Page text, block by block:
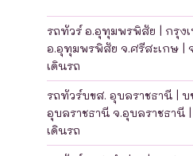
รถทัวร์ อ.อุทุมพรพิสัย | กรุง
อ.อุทุมพรพิสัย จ.ศรีสะเกษ |
เดินรถ
รถทัวร์บขส. อุบลราชธานี |
อุบลราชธานี จ.อุบลราชธานี
เดินรถ